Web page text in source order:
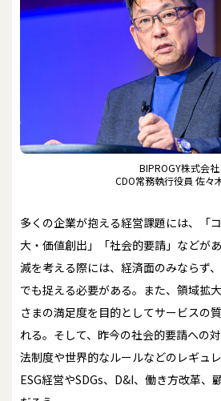
BIPROGY株式会社
CDO常務執行役員 佐々
多くの企業が抱える経営課題には、「
大・価値創出」「社会的要請」などが
減を考える際には、経済面のみならず
でも捉える必要がある。また、領域拡
さまの満足度を目的としてサービスの
れる。そして、昨今の社会的要請への
法制度や世界的なルールなどのレギュ
ESG経営やSDGs、D&I、働き方改革、